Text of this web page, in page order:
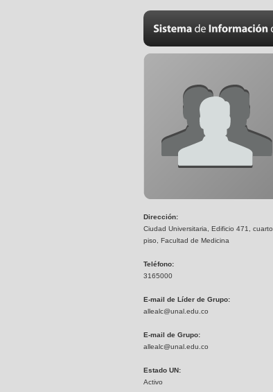
Dirección:
Ciudad Universitaria, Edificio 471, cuarto
piso, Facultad de Medicina
Teléfono:
3165000
E-mail de Líder de Grupo:
allealc@unal.edu.co
E-mail de Grupo:
allealc@unal.edu.co
Estado UN:
Activo